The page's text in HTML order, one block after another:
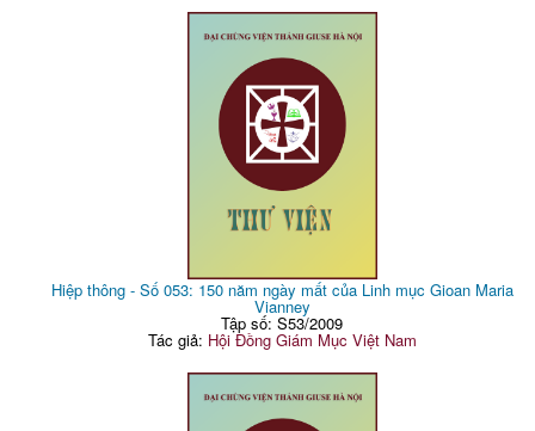
Hiệp thông - Số 053: 150 năm ngày mất của Linh mục Gioan Maria
Vianney
Tập số: S53/2009
Tác giả: Hội Đồng Giám Mục Việt Nam